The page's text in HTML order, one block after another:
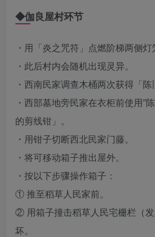
◆伽良屋村环节
・用「炎之咒符」点燃阶梯两侧灯
・此后村内会随机出现灵异。
・西南民家调查木桶两次获得「陈
・西部墓地旁民家在衣柜前使用”
的剪线钳」。
・用钳子切断西北民家门藤。
・将可移动箱子推出屋外。
・按以下步骤操作箱子：
① 推至稻草人民家前。
② 用箱子撞击稻草人民宅栅栏（
坏。